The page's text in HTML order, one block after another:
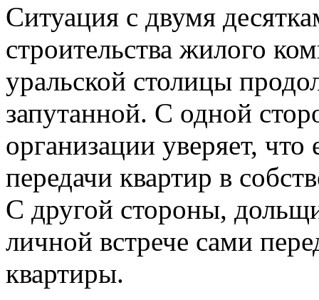
Ситуация с двумя
строительства жилого
уральской столицы
запутанной. С одной
организации уверяет,
передачи квартир в
С другой стороны,
личной встрече сами
квартиры.